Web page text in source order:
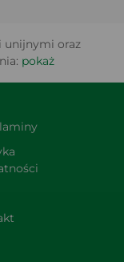
unijnymi oraz
pokaż